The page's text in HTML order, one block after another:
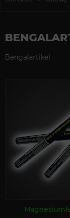
Bengalartikel